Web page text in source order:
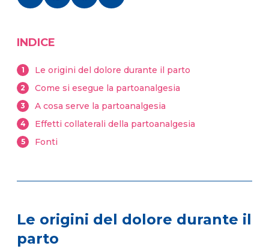
INDICE
1 Le origini del dolore durante il parto
2 Come si esegue la partoanalgesia
3 A cosa serve la partoanalgesia
4 Effetti collaterali della partoanalgesia
5 Fonti
Le origini del dolore durante il
parto